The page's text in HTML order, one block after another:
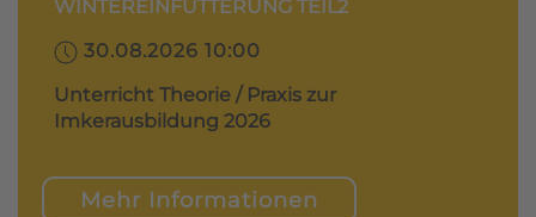
WINTEREINFÜTTERUNG TEIL2
30.08.2026 10:00
Unterricht Theorie / Praxis zur
Imkerausbildung 2026
Mehr Informationen